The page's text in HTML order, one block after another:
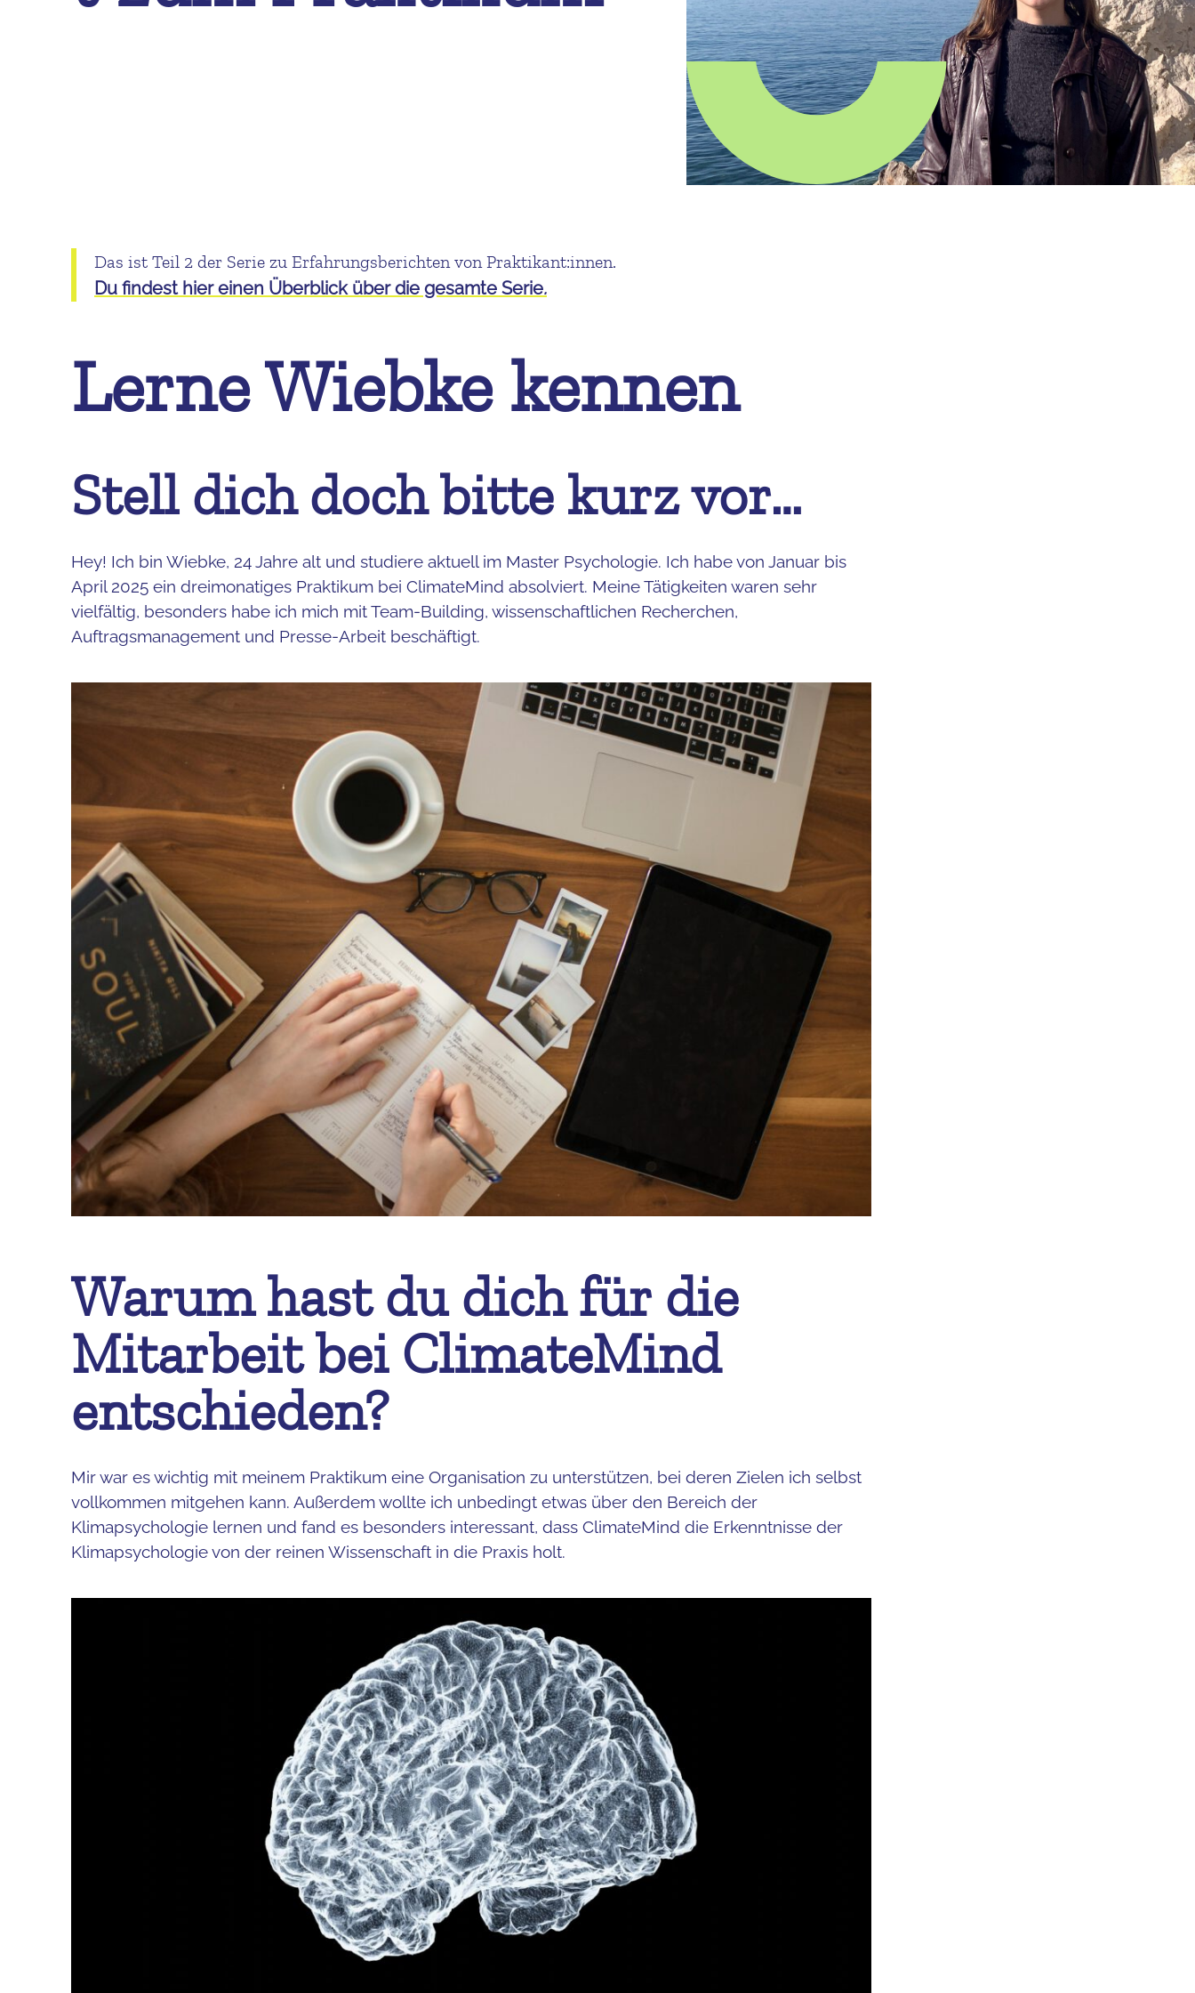
Das ist Teil 2 der Serie zu Erfahrungsberichten von Praktikant:innen.
Du findest hier einen Überblick über die gesamte Serie.
Lerne Wiebke kennen
Stell dich doch bitte kurz vor…
Hey! Ich bin Wiebke, 24 Jahre alt und studiere aktuell im Master Psychologie. Ich habe von Januar bis
April 2025 ein dreimonatiges Praktikum bei ClimateMind absolviert. Meine Tätigkeiten waren sehr
vielfältig, besonders habe ich mich mit Team-Building, wissenschaftlichen Recherchen,
Auftragsmanagement und Presse-Arbeit beschäftigt.
Warum hast du dich für die
Mitarbeit bei ClimateMind
entschieden?
Mir war es wichtig mit meinem Praktikum eine Organisation zu unterstützen, bei deren Zielen ich selbst
vollkommen mitgehen kann. Außerdem wollte ich unbedingt etwas über den Bereich der
Klimapsychologie lernen und fand es besonders interessant, dass ClimateMind die Erkenntnisse der
Klimapsychologie von der reinen Wissenschaft in die Praxis holt.